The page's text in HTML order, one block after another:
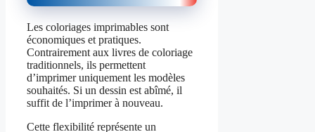
Les coloriages imprimables sont
économiques et pratiques.
Contrairement aux livres de coloriage
traditionnels, ils permettent
d’imprimer uniquement les modèles
souhaités. Si un dessin est abîmé, il
suffit de l’imprimer à nouveau.
Cette flexibilité représente un